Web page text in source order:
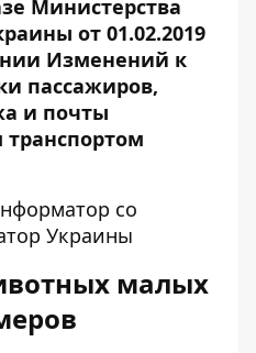
Министерства
от 01.02.2019
Изменений к
пассажиров,
и почты
со
Украины
малых